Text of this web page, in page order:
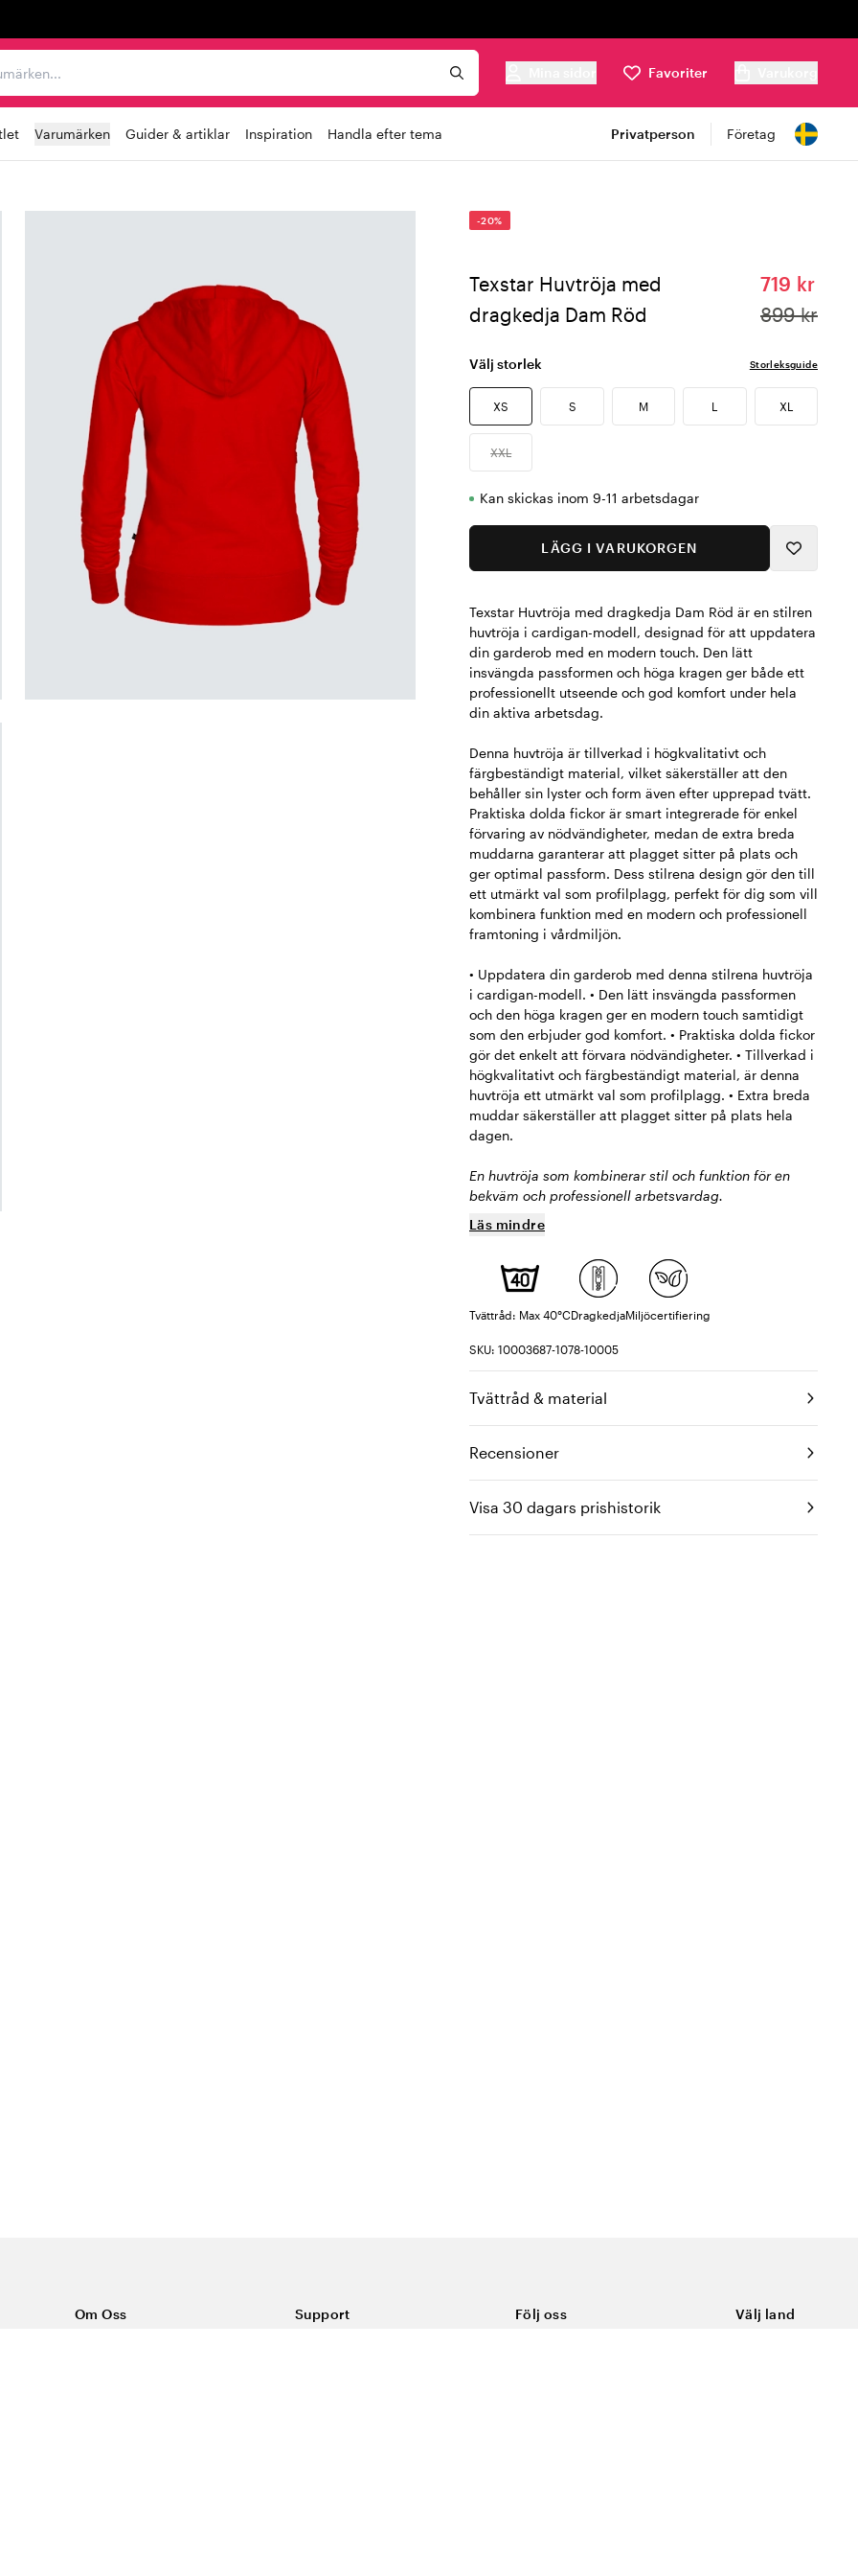
Favoriter
Varumärken Guider & artiklar Inspiration Handla efter tema Privatperson Företag
-20%
Texstar Huvtröja med
dragkedja Dam Röd
719 kr
899 kr
Välj storlek Storleksguide
XS S M L XL
XXL
Kan skickas inom 9-11 arbetsdagar
LÄGG I VARUKORGEN
Texstar Huvtröja med dragkedja Dam Röd är en stilren
huvtröja i cardigan-modell, designad för att uppdatera
din garderob med en modern touch. Den lätt
insvängda passformen och höga kragen ger både ett
professionellt utseende och god komfort under hela
din aktiva arbetsdag.
Denna huvtröja är tillverkad i högkvalitativt och
färgbeständigt material, vilket säkerställer att den
behåller sin lyster och form även efter upprepad tvätt.
Praktiska dolda fickor är smart integrerade för enkel
förvaring av nödvändigheter, medan de extra breda
muddarna garanterar att plagget sitter på plats och
ger optimal passform. Dess stilrena design gör den till
ett utmärkt val som profilplagg, perfekt för dig som vill
kombinera funktion med en modern och professionell
framtoning i vårdmiljön.
• Uppdatera din garderob med denna stilrena huvtröja
i cardigan-modell. • Den lätt insvängda passformen
och den höga kragen ger en modern touch samtidigt
som den erbjuder god komfort. • Praktiska dolda fickor
gör det enkelt att förvara nödvändigheter. • Tillverkad i
högkvalitativt och färgbeständigt material, är denna
huvtröja ett utmärkt val som profilplagg. • Extra breda
muddar säkerställer att plagget sitter på plats hela
dagen.
En huvtröja som kombinerar stil och funktion för en
bekväm och professionell arbetsvardag.
Läs mindre
Tvättråd: Max 40°CDragkedjaMiljöcertifiering
SKU: 10003687-1078-10005
Tvättråd & material
Recensioner
Visa 30 dagars prishistorik
Om Oss Support Följ oss Välj land